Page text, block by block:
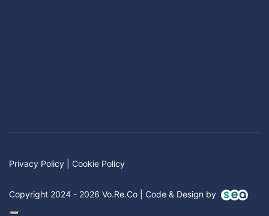
Privacy Policy Cookie Policy
Copyright 2024 - 2026 Vo.Re.Co | Code & Design by